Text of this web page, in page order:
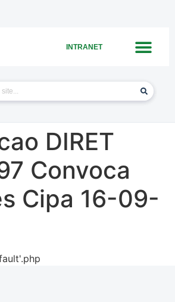
INTRANET
DIRET
Convoca
Cipa 16-09-